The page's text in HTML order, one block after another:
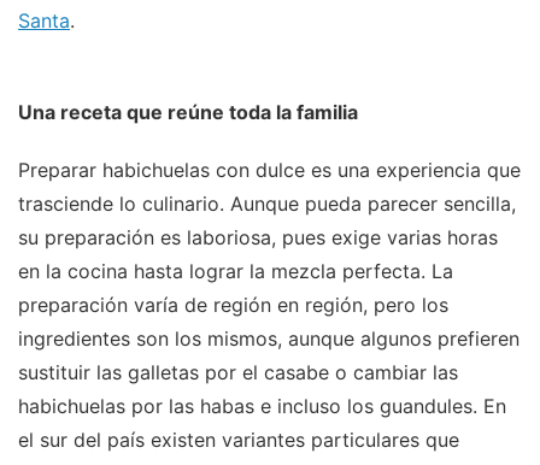
Santa.
Una receta que reúne toda la familia
Preparar habichuelas con dulce es una experiencia que
trasciende lo culinario. Aunque pueda parecer sencilla,
su preparación es laboriosa, pues exige varias horas
en la cocina hasta lograr la mezcla perfecta. La
preparación varía de región en región, pero los
ingredientes son los mismos, aunque algunos prefieren
sustituir las galletas por el casabe o cambiar las
habichuelas por las habas e incluso los guandules. En
el sur del país existen variantes particulares que